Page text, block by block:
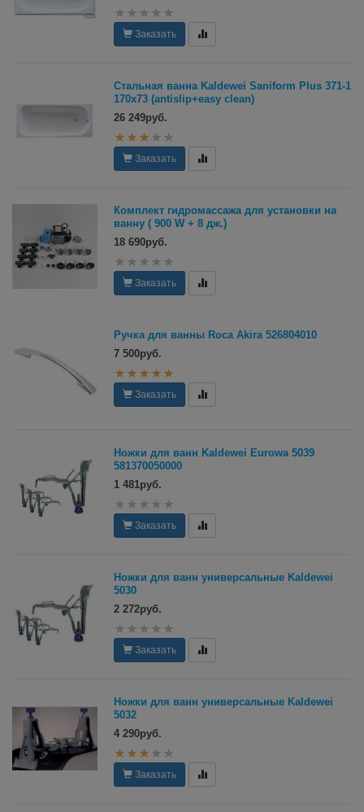
Заказать
Стальная ванна Kaldewei Saniform Plus 371-1
170х73 (antislip+easy clean)
26 249руб.
Заказать
Комплект гидромассажа для установки на
ванну ( 900 W + 8 дж.)
18 690руб.
Заказать
Ручка для ванны Roca Akira 526804010
7 500руб.
Заказать
Ножки для ванн Kaldewei Eurowa 5039
581370050000
1 481руб.
Заказать
Ножки для ванн универсальные Kaldewei
5030
2 272руб.
Заказать
Ножки для ванн универсальные Kaldewei
5032
4 290руб.
Заказать